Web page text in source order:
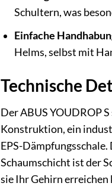
Schultern, was
Einfache
Helms, selbst mit
Technische
Der ABUS YOUDROP
Konstruktion, ein
EPS-
Schaumschicht ist der
sie Ihr Gehirn